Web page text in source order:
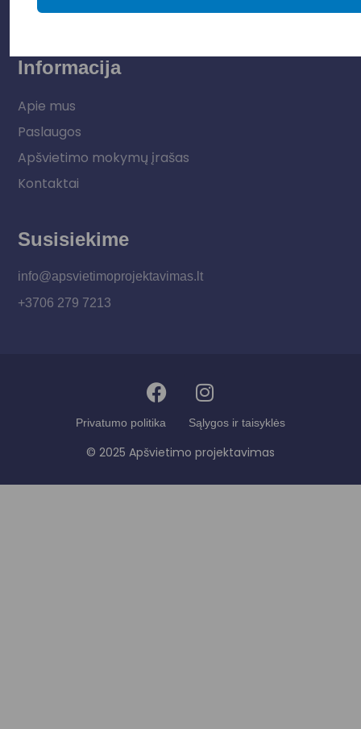
Vidaus apšvietimas
Informacija
Apie mus
Paslaugos
Apšvietimo mokymų įrašas
Kontaktai
Susisiekime
info@apsvietimoprojektavimas.lt
+3706 279 7213
Privatumo politika Sąlygos ir taisyklės
© 2025 Apšvietimo projektavimas